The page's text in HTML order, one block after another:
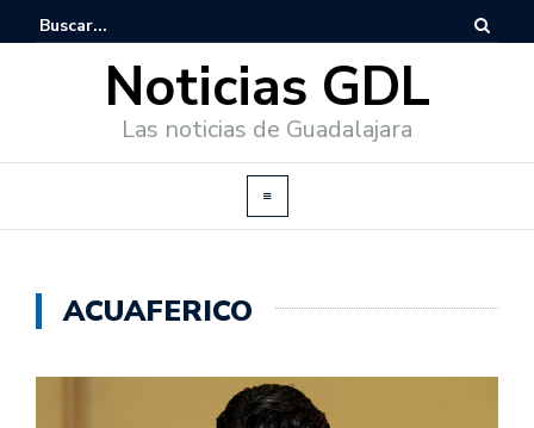
Noticias GDL
Las noticias de Guadalajara
ACUAFERICO